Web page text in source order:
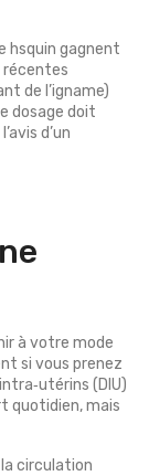
hsquin gagnent
récentes
de l’igname)
dosage doit
d’un
à votre mode
si vous prenez
(DIU)
quotidien, mais
circulation